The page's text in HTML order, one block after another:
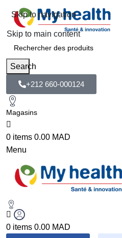
Skip to navigation
Skip to main content
Search
+212 660-000124
Magasins
0 items 0.00 MAD
Menu
0 items 0.00 MAD